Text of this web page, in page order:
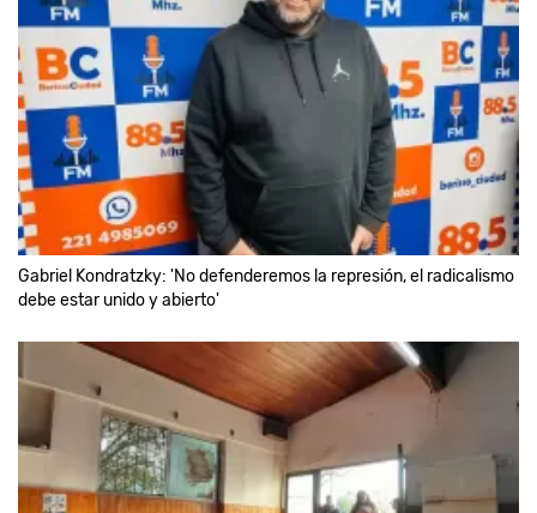
Gabriel Kondratzky: 'No defenderemos la represión, el radicalismo
debe estar unido y abierto'